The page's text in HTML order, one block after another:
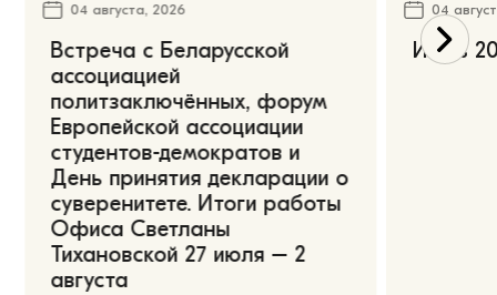
04 августа, 2026
Встреча с Беларусской
ассоциацией
политзаключённых, форум
Европейской ассоциации
студентов-демократов и
День принятия декларации о
суверенитете. Итоги работы
Офиса Светланы
Тихановской 27 июля – 2
августа
04
Июль